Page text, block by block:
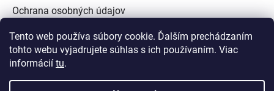
Tento web používa súbory cookie. Ďalším prechádzaním
tohto webu vyjadrujete súhlas s ich používaním. Viac
informácií tu.
Ochrana osobných údajov
Alternatívne riešenie spotrebiteľských sporov
Zásady používania súborov cookie (EÚ)